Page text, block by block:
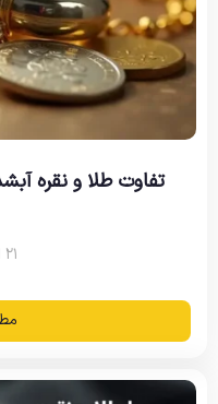
تفاوت طلا و نقره
۲۱ اسفند ۱۴۰۳